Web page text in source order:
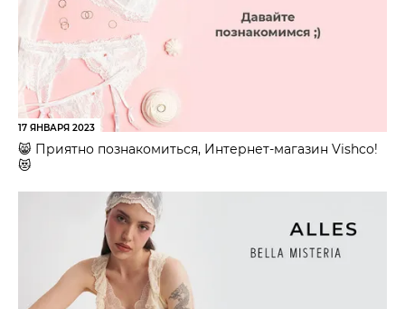
17 ЯНВАРЯ 2023
😸 Приятно познакомиться, Интернет-магазин Vishco!
😻